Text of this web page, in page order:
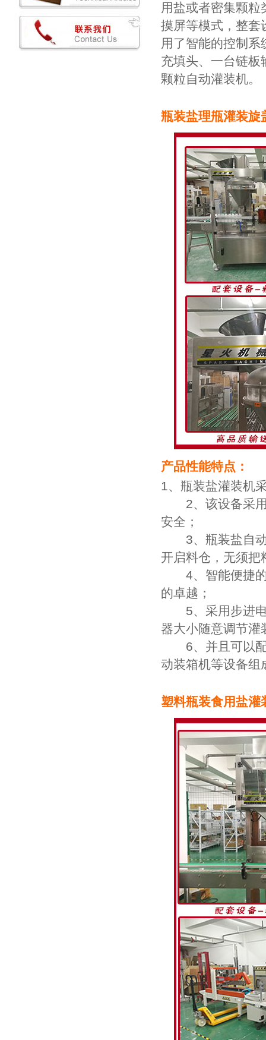
用盐或者密集颗
摸屏等模式，整套
用了智能的控制
充填头、一台链板
颗粒自动灌装机。
瓶装盐理甁灌装旋
产品性能特点：
1、瓶装盐灌装机
2、该设备采用
安全；
3、瓶装盐自动
开启料仓，无须把
4、智能便捷的
的卓越；
5、采用步进电
器大小随意调节灌
6、并且可以配
动装箱机等设备组
塑料瓶装食用盐灌